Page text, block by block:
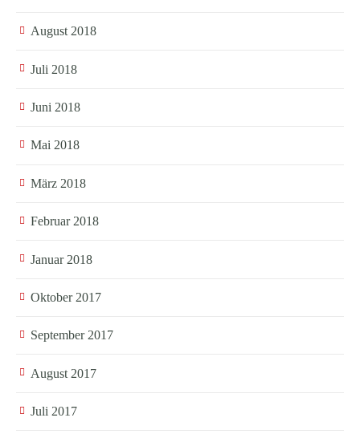
August 2018
Juli 2018
Juni 2018
Mai 2018
März 2018
Februar 2018
Januar 2018
Oktober 2017
September 2017
August 2017
Juli 2017